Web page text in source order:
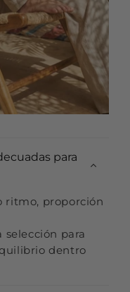
para
ritmo, proporción
selección para
dentro